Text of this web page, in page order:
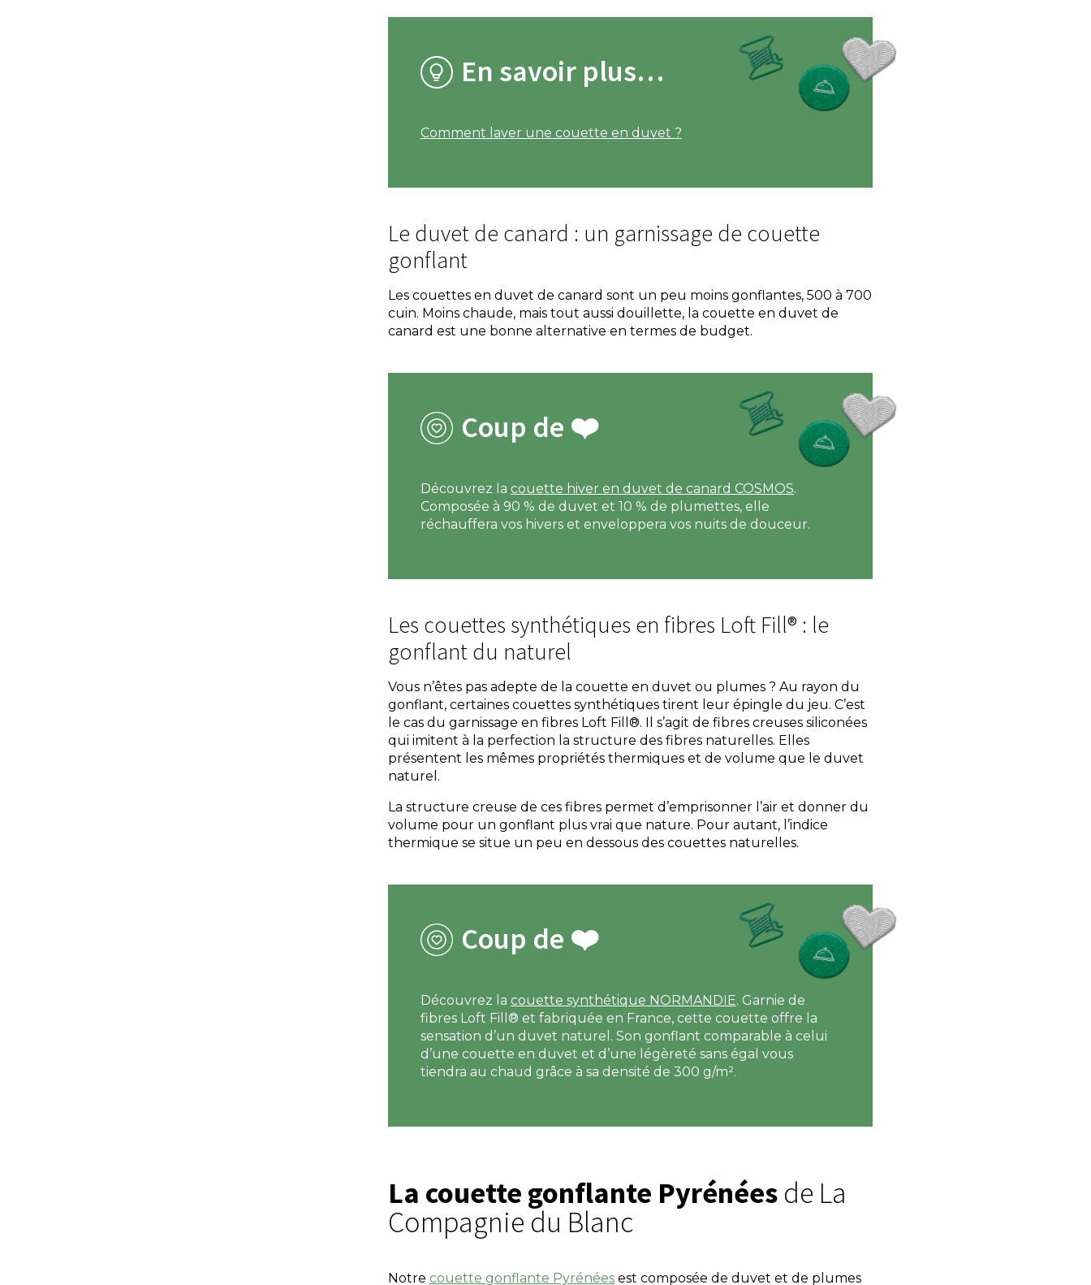
En savoir plus…
Comment laver une couette en duvet ?
Le duvet de canard : un garnissage de couette
gonflant
Les couettes en duvet de canard sont un peu moins gonflantes, 500 à 700
cuin. Moins chaude, mais tout aussi douillette, la couette en duvet de
canard est une bonne alternative en termes de budget.
Coup de ❤️
Découvrez la couette hiver en duvet de canard COSMOS.
Composée à 90 % de duvet et 10 % de plumettes, elle
réchauffera vos hivers et enveloppera vos nuits de douceur.
Les couettes synthétiques en fibres Loft Fill® : le
gonflant du naturel
Vous n’êtes pas adepte de la couette en duvet ou plumes ? Au rayon du
gonflant, certaines couettes synthétiques tirent leur épingle du jeu. C’est
le cas du garnissage en fibres Loft Fill®. Il s’agit de fibres creuses siliconées
qui imitent à la perfection la structure des fibres naturelles. Elles
présentent les mêmes propriétés thermiques et de volume que le duvet
naturel.
La structure creuse de ces fibres permet d’emprisonner l’air et donner du
volume pour un gonflant plus vrai que nature. Pour autant, l’indice
thermique se situe un peu en dessous des couettes naturelles.
Coup de ❤️
Découvrez la couette synthétique NORMANDIE. Garnie de
fibres Loft Fill® et fabriquée en France, cette couette offre la
sensation d’un duvet naturel. Son gonflant comparable à celui
d’une couette en duvet et d’une légèreté sans égal vous
tiendra au chaud grâce à sa densité de 300 g/m².
La couette gonflante Pyrénées de La
Compagnie du Blanc
Notre couette gonflante Pyrénées est composée de duvet et de plumes